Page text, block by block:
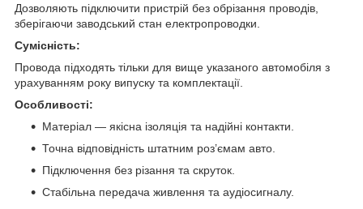
Дозволяють підключити пристрій без обрізання проводів,
зберігаючи заводський стан електропроводки.
Сумісність:
Провода підходять тільки для вище указаного автомобіля з
урахуванням року випуску та комплектації.
Особливості:
Матеріал — якісна ізоляція та надійні контакти.
Точна відповідність штатним роз’ємам авто.
Підключення без різання та скруток.
Стабільна передача живлення та аудіосигналу.